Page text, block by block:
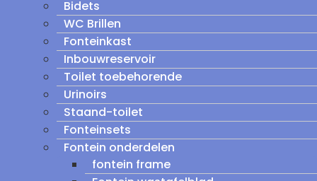
Bidets
WC Brillen
Fonteinkast
Inbouwreservoir
Toilet toebehorende
Urinoirs
Staand-toilet
Fonteinsets
Fontein onderdelen
fontein frame